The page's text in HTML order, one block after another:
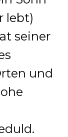
lebt)
seiner
und